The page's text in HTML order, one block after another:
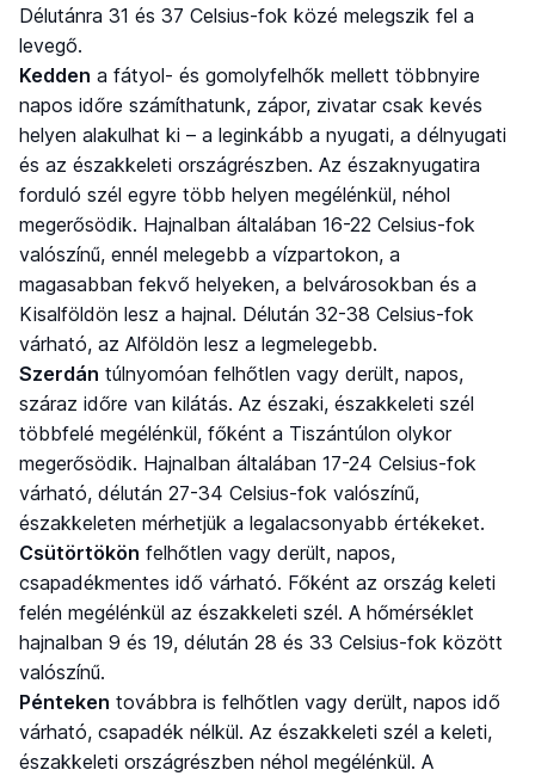
Délutánra 31 és 37 Celsius-fok közé melegszik fel a
levegő.
Kedden a fátyol- és gomolyfelhők mellett többnyire
napos időre számíthatunk, zápor, zivatar csak kevés
helyen alakulhat ki – a leginkább a nyugati, a délnyugati
és az északkeleti országrészben. Az északnyugatira
forduló szél egyre több helyen megélénkül, néhol
megerősödik. Hajnalban általában 16-22 Celsius-fok
valószínű, ennél melegebb a vízpartokon, a
magasabban fekvő helyeken, a belvárosokban és a
Kisalföldön lesz a hajnal. Délután 32-38 Celsius-fok
várható, az Alföldön lesz a legmelegebb.
Szerdán túlnyomóan felhőtlen vagy derült, napos,
száraz időre van kilátás. Az északi, északkeleti szél
többfelé megélénkül, főként a Tiszántúlon olykor
megerősödik. Hajnalban általában 17-24 Celsius-fok
várható, délután 27-34 Celsius-fok valószínű,
északkeleten mérhetjük a legalacsonyabb értékeket.
Csütörtökön felhőtlen vagy derült, napos,
csapadékmentes idő várható. Főként az ország keleti
felén megélénkül az északkeleti szél. A hőmérséklet
hajnalban 9 és 19, délután 28 és 33 Celsius-fok között
valószínű.
Pénteken továbbra is felhőtlen vagy derült, napos idő
várható, csapadék nélkül. Az északkeleti szél a keleti,
északkeleti országrészben néhol megélénkül. A